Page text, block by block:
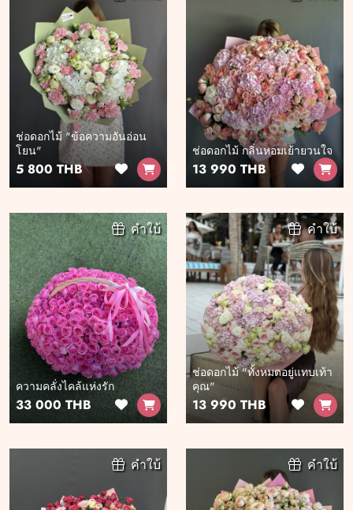
ช่อดอกไม้ "ข้อความอันอ่อน
โยน"
5 800 THB
ช่อดอกไม้ กลิ่นหอมเย้ายวนใจ
13 990 THB
คำใบ้
ความคลั่งไคล้แห่งรัก
33 000 THB
คำใบ้
ช่อดอกไม้ "ทั้งหมดอยู่แทบเท้า
คุณ"
13 990 THB
คำใบ้ คำใบ้